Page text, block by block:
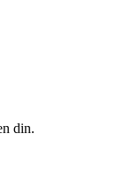
din.